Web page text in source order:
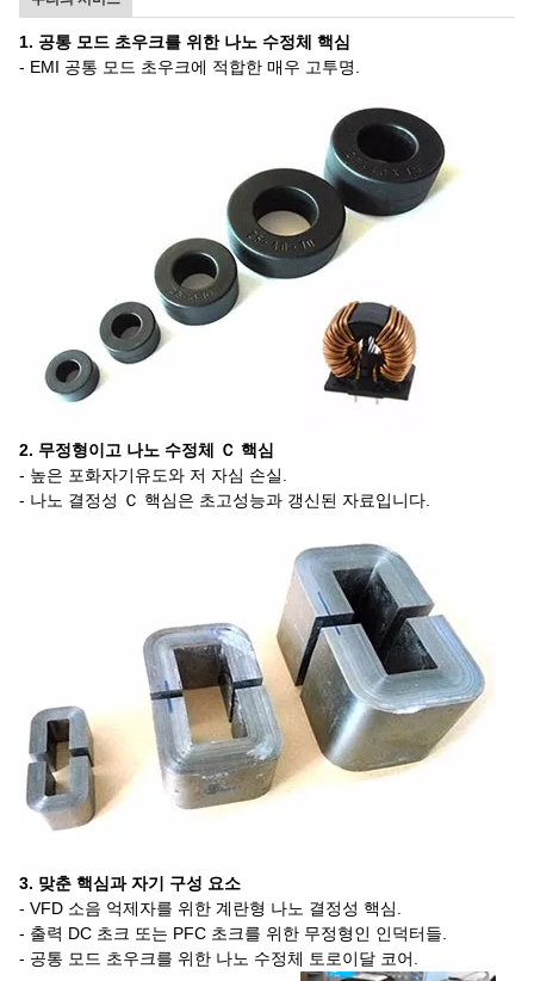
1. 공통 모드 초우크를 위한 나노 수정체 핵심
- EMI 공통 모드 초우크에 적합한 매우 고투명.
2. 무정형이고 나노 수정체 Ｃ 핵심
- 높은 포화자기유도와 저 자심 손실.
- 나노 결정성 Ｃ 핵심은 초고성능과 갱신된 자료입니다.
3. 맞춘 핵심과 자기 구성 요소
- VFD 소음 억제자를 위한 계란형 나노 결정성 핵심.
- 출력 DC 초크 또는 PFC 초크를 위한 무정형인 인덕터들.
- 공통 모드 초우크를 위한 나노 수정체 토로이달 코어.